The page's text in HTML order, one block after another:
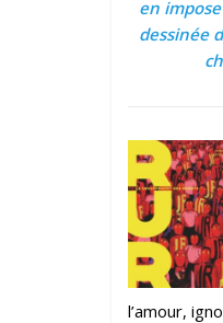
en
dessinée
l’amour,